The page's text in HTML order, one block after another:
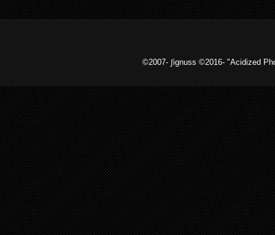
©2007- ∫ignuss ©2016- "Acidized